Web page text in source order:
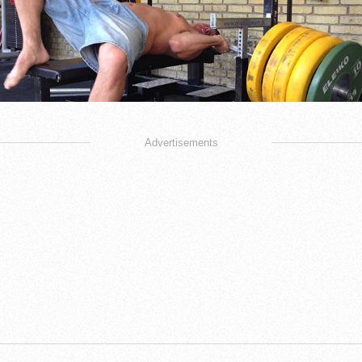
Advertisements